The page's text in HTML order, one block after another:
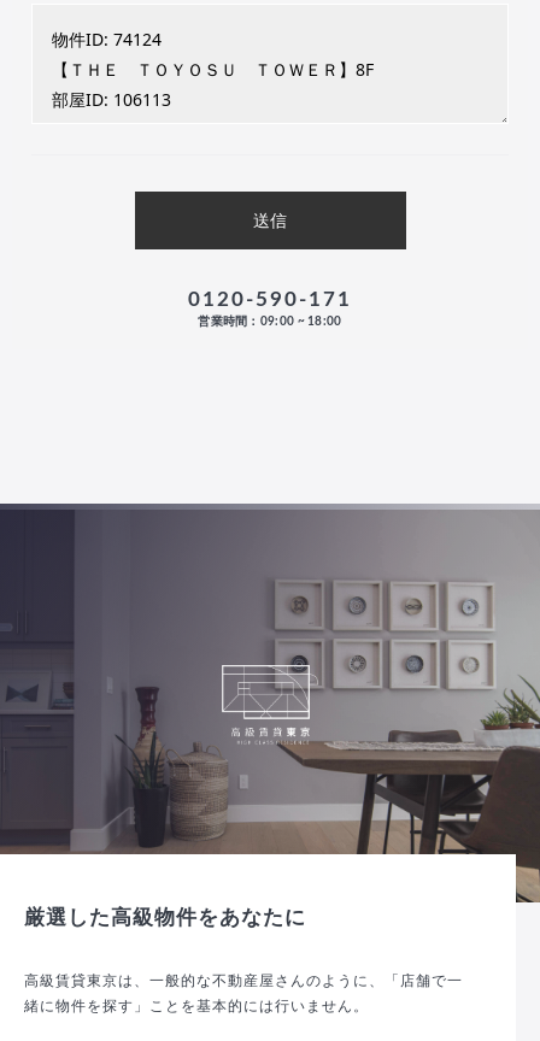
0120-590-171
営業時間：09:00 ~ 18:00
厳選した高級物件をあなたに
高級賃貸東京は、一般的な不動産屋さんのように、「店舗で一
緒に物件を探す」ことを基本的には行いません。